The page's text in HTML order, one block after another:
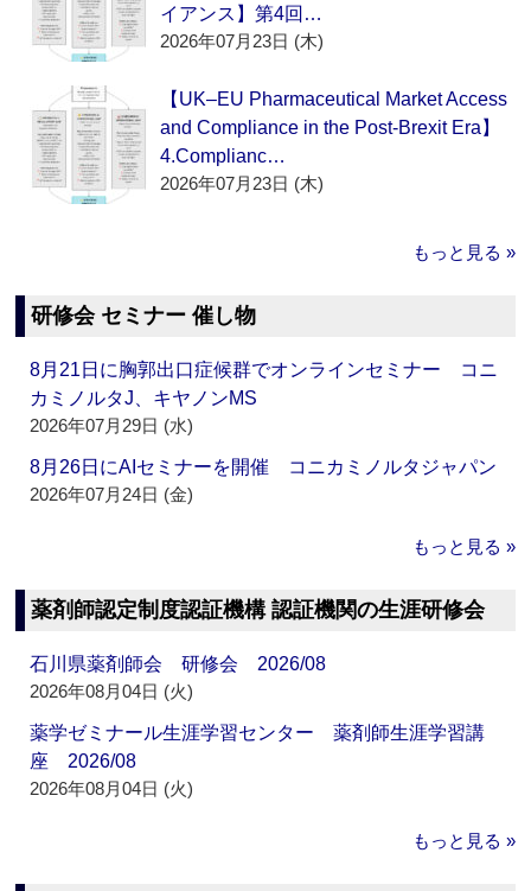
イアンス】第4回…
2026年07月23日 (木)
【UK–EU Pharmaceutical Market Access
and Compliance in the Post-Brexit Era】
4.Complianc…
2026年07月23日 (木)
もっと見る »
研修会 セミナー 催し物
8月21日に胸郭出口症候群でオンラインセミナー コニ
カミノルタJ、キヤノンMS
2026年07月29日 (水)
8月26日にAIセミナーを開催 コニカミノルタジャパン
2026年07月24日 (金)
もっと見る »
薬剤師認定制度認証機構 認証機関の生涯研修会
石川県薬剤師会 研修会 2026/08
2026年08月04日 (火)
薬学ゼミナール生涯学習センター 薬剤師生涯学習講
座 2026/08
2026年08月04日 (火)
もっと見る »